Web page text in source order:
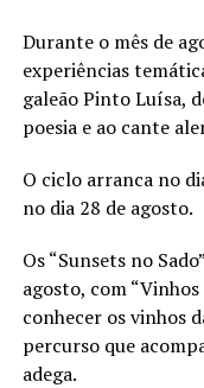
Durante o mês de
experiências
galeão Pinto Luísa,
poesia e ao cante
O ciclo arranca no
no dia 28 de agosto.
Os “Sunsets no
agosto, com
conhecer os vinhos
percurso que
adega.